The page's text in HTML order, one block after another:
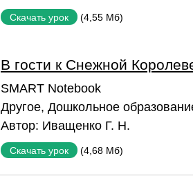
Скачать урок (4,55 Мб)
В гости к Снежной
SMART Notebook
Другое, Дошкольное
Автор: Иващенко Г. Н.
Скачать урок (4,68 Мб)